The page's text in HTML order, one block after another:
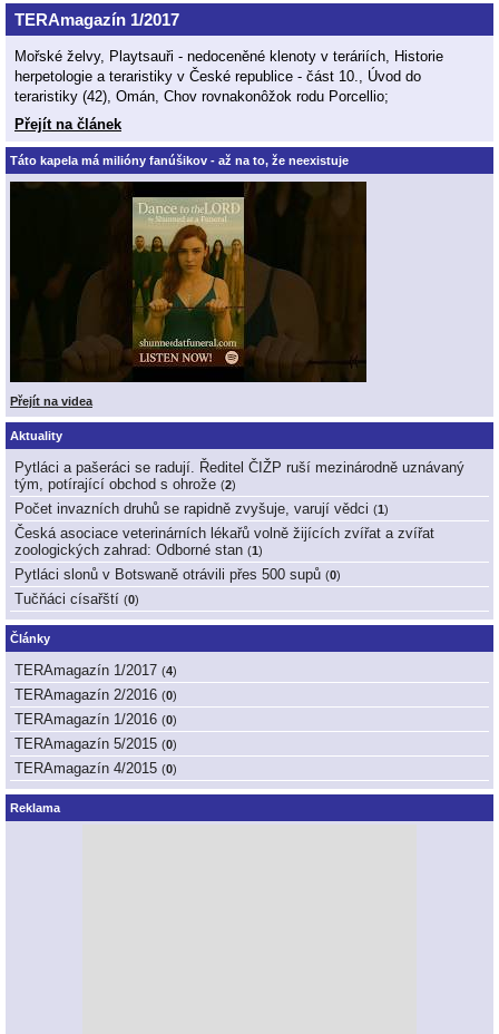
TERAmagazín 1/2017
Mořské želvy, Playtsauři - nedoceněné klenoty v teráriích, Historie
herpetologie a teraristiky v České republice - část 10., Úvod do
teraristiky (42), Omán, Chov rovnakonôžok rodu Porcellio;
Přejít na článek
Táto kapela má milióny fanúšikov - až na to, že neexistuje
Přejít na videa
Aktuality
Pytláci a pašeráci se radují. Ředitel ČIŽP ruší mezinárodně uznávaný
tým, potírající obchod s ohrože (2)
Počet invazních druhů se rapidně zvyšuje, varují vědci (1 )
Česká asociace veterinárních lékařů volně žijících zvířat a zvířat
zoologických zahrad: Odborné stan (1 )
Pytláci slonů v Botswaně otrávili přes 500 supů (0)
Tučňáci císařští (0)
Články
TERAmagazín 1/2017 (4)
TERAmagazín 2/2016 (0)
TERAmagazín 1/2016 (0)
TERAmagazín 5/2015 (0)
TERAmagazín 4/2015 (0)
Reklama